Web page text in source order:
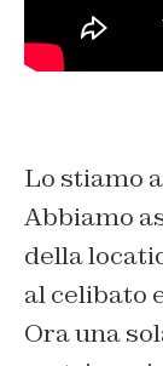
Lo stiamo
Abbiamo
della
al celibato
Ora una